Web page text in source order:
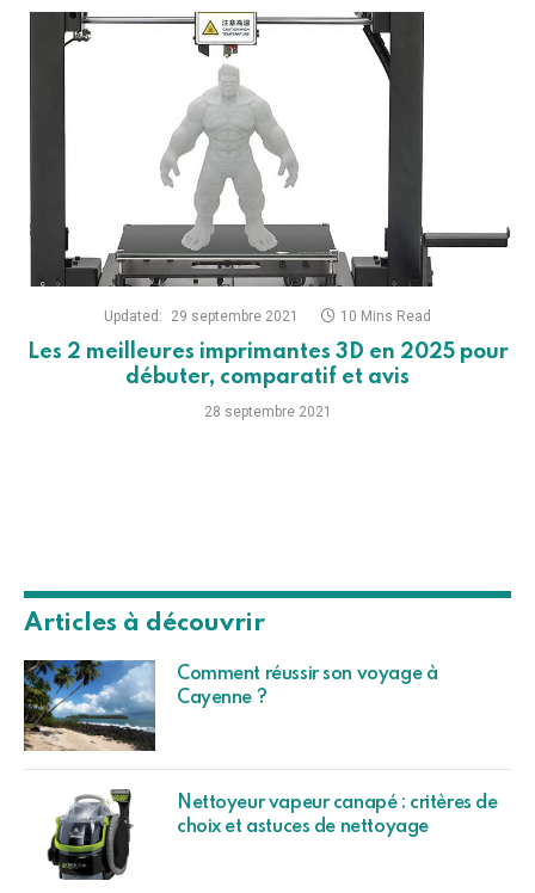
Updated: 29 septembre 2021 10 Mins Read
Les 2 meilleures imprimantes 3D en 2025 pour
débuter, comparatif et avis
28 septembre 2021
Articles à découvrir
Comment réussir son voyage à
Cayenne ?
Nettoyeur vapeur canapé : critères de
choix et astuces de nettoyage